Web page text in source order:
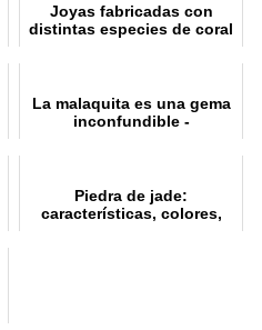
Joyas fabricadas con
distintas especies de coral
La malaquita es una gema
inconfundible -
Piedra de jade:
características, colores,